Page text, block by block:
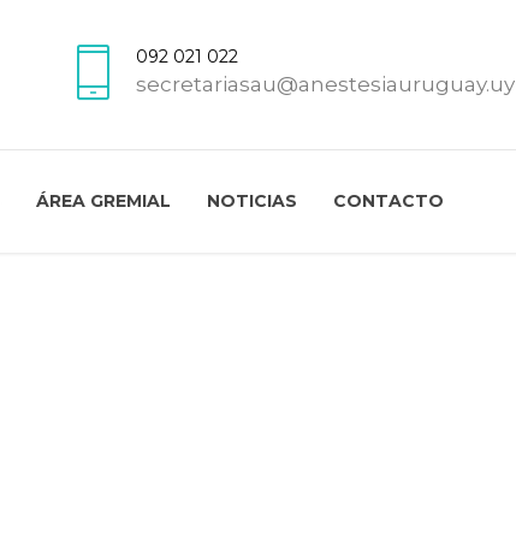
092 021 022
secretariasau@anestesiauruguay.uy
ÁREA GREMIAL NOTICIAS CONTACTO